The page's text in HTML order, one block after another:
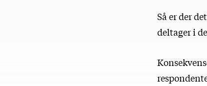
Så er der
deltager i